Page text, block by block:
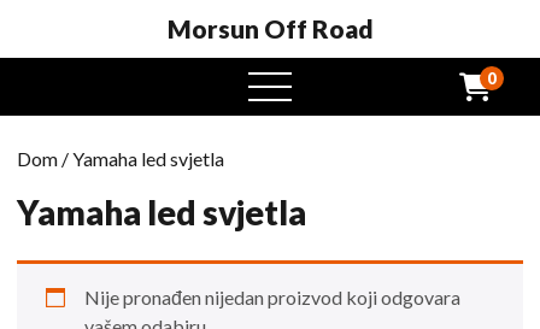
Morsun Off Road
Otvoreni
izbornik
0
Dom / Yamaha led svjetla
Yamaha led svjetla
Nije pronađen nijedan proizvod koji odgovara